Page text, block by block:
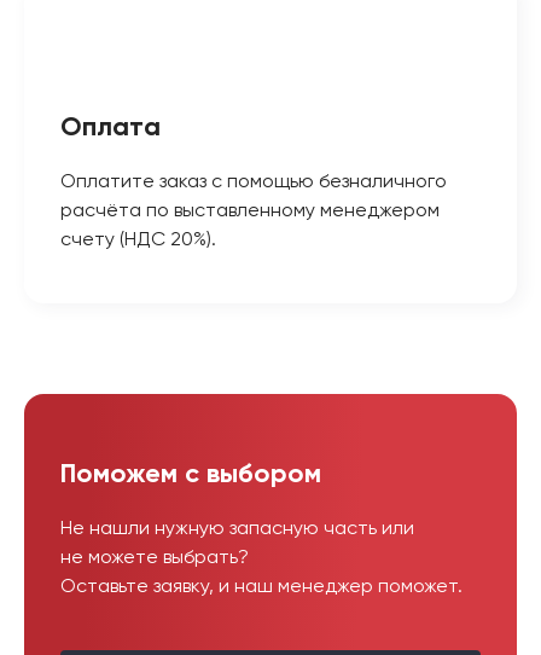
Оплата
Оплатите заказ с помощью безналичного
расчёта по выставленному менеджером
счету (НДС 20%).
Поможем с выбором
Не нашли нужную запасную часть или
не можете выбрать?
Оставьте заявку, и наш менеджер поможет.